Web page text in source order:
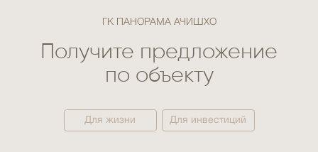
ГК ПАНОРАМА АЧИШХО
Получите предложение
по объекту
Для инвестиций
Для жизни